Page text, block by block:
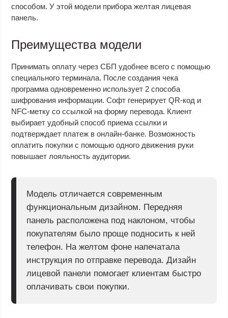
способом. У этой модели прибора желтая лицевая
панель.
Преимущества модели
Принимать оплату через СБП удобнее всего с помощью
специального терминала. После создания чека
программа одновременно использует 2 способа
шифрования информации. Софт генерирует QR-код и
NFC-метку со ссылкой на форму перевода. Клиент
выбирает удобный способ приема ссылки и
подтверждает платеж в онлайн-банке. Возможность
оплатить покупки с помощью одного движения руки
повышает лояльность аудитории.
Модель отличается современным
функциональным дизайном. Передняя
панель расположена под наклоном, чтобы
покупателям было проще подносить к ней
телефон. На желтом фоне напечатала
инструкция по отправке перевода. Дизайн
лицевой панели помогает клиентам быстро
оплачивать свои покупки.